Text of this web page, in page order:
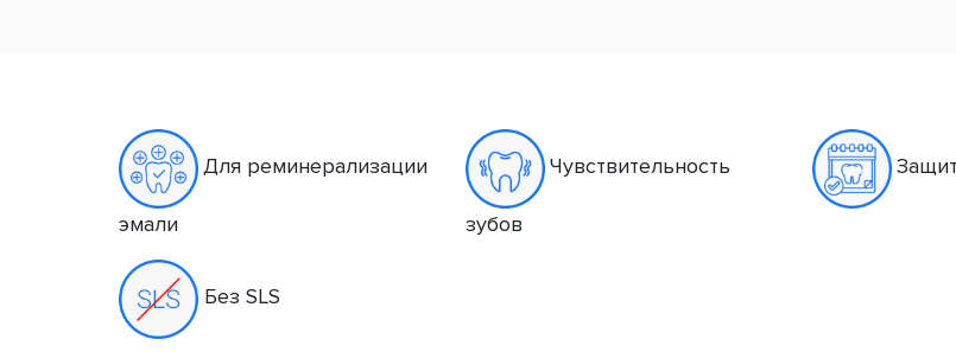
Для реминерализации
эмали
Без SLS
Чувствительность
зубов